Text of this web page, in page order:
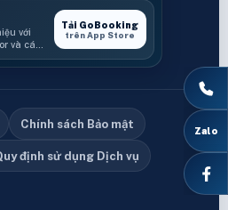
với
và các
Tải GoBooking
trên App Store
Chính sách Bảo mật
định sử dụng Dịch vụ